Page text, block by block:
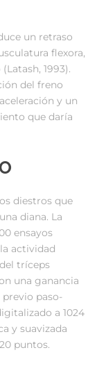
un retraso
flexora,
1993).
del freno
y un
que daría
diestros que
diana. La
ensayos
actividad
tríceps
una ganancia
paso-
a 1024
y suavizada
puntos.